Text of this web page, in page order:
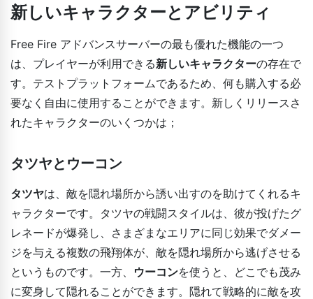
新しいキャラクターとアビリティ
Free Fire アドバンスサーバーの最も優れた機能の一つ
は、プレイヤーが利用できる新しいキャラクターの存在で
す。テストプラットフォームであるため、何も購入する必
要なく自由に使用することができます。新しくリリースさ
れたキャラクターのいくつかは；
タツヤとウーコン
タツヤは、敵を隠れ場所から誘い出すのを助けてくれるキ
ャラクターです。タツヤの戦闘スタイルは、彼が投げたグ
レネードが爆発し、さまざまなエリアに同じ効果でダメー
ジを与える複数の飛翔体が、敵を隠れ場所から逃げさせる
というものです。一方、 ウーコンを使うと、どこでも茂み
に変身して隠れることができます。隠れて戦略的に敵を攻